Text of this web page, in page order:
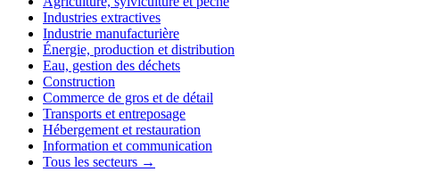
Industries extractives
Industrie manufacturière
Énergie, production et distribution
Eau, gestion des déchets
Construction
Commerce de gros et de détail
Transports et entreposage
Hébergement et restauration
Information et communication
Tous les secteurs →